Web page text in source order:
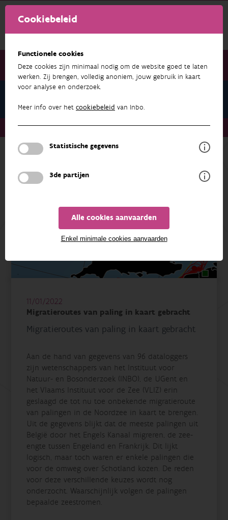
Cookiebeleid
Functionele cookies
Deze cookies zijn minimaal nodig om de website goed te laten
werken. Zij brengen, volledig anoniem, jouw gebruik in kaart
voor analyse en onderzoek.
Meer info over het cookiebeleid van Inbo.
Statistische gegevens
3de partijen
Alle cookies aanvaarden
Enkel minimale cookies aanvaarden
Pers Migratieroutes van paling in kaart gebracht
Terug naar overzicht
11/01/2022
Migratieroutes van paling in kaart gebracht
Migratieroutes van paling in kaart gebracht
Aan de hand van gegevens van 96 dataloggers
zijn wetenschappers van het Instituut voor
Natuur- en Bosonderzoek (INBO), de UGent en
het Vlaams Instituut voor de Zee (VLIZ) erin
geslaagd de tot nu toe onbekende migratieroute
van palingen in de Noordzee in kaart te brengen.
Uit de gegevens blijkt dat de meeste palingen uit
België door het Engels Kanaal migreren, de zee-
engte tussen Engeland en Frankrijk. Dit lijkt
logisch, maar toch waren er enkele palingen die
voor de omweg over Schotland kozen. De reden
voor deze verschillende keuzes wordt nog
onderzocht. Waarschijnlijk volgen de palingen
bepaalde zeestromen.